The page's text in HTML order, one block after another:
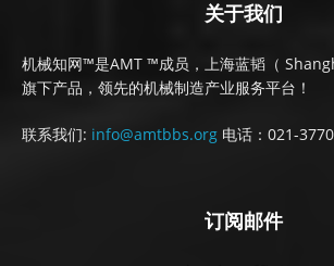
关于我们
机械知网™是AMT ™成员，上海蓝韬（
旗下产品，领先的机械制造产业服务平台！
联系我们: info@amtbbs.org 电话：021-
订阅邮件